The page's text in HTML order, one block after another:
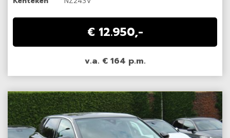
€ 12.950,-
v.a. € 164 p.m.